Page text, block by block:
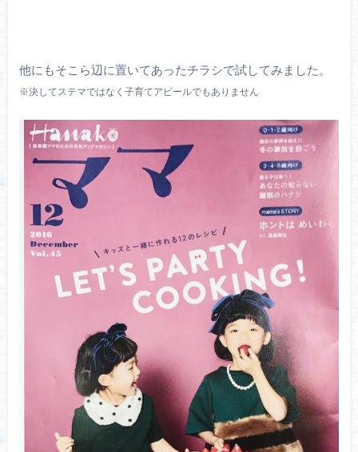
他にもそこら辺に置いてあったチラシで試してみました。
※決してステマではなく子育てアピールでもありません